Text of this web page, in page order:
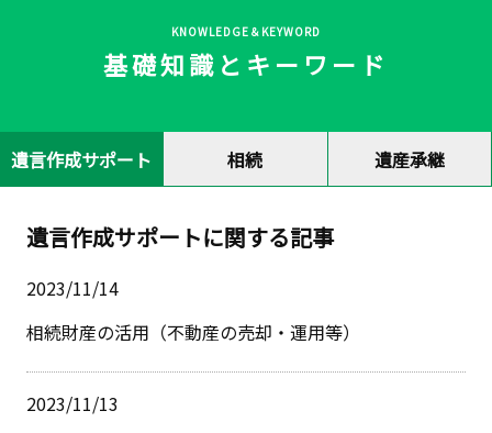
KNOWLEDGE＆KEYWORD
基礎知識とキーワード
遺言作成サポート 相続 遺産承継
遺言作成サポートに関する記事
2023/11/14
相続財産の活用（不動産の売却・運用等）
2023/11/13